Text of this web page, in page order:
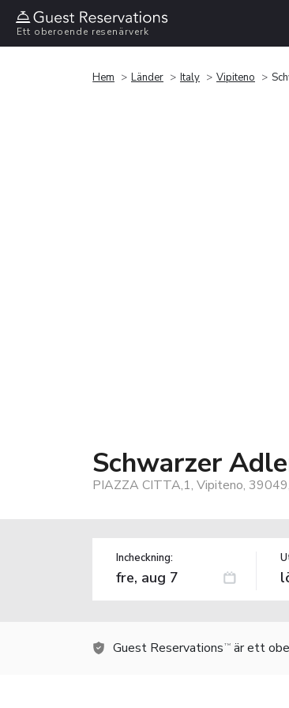
Ett oberoende resenärverk
Hem Länder Italy Vipiteno
Schwarzer
PIAZZA CITTA,1, Vipiteno,
Incheckning:
Guest Reservations TM är ett